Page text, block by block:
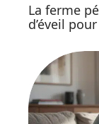
La ferme
d’éveil